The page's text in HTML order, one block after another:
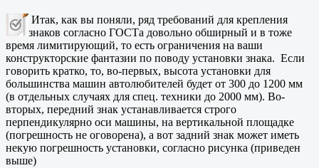
Итак, как вы поняли, ряд требований для крепления
знаков согласно ГОСТа довольно обширный и в тоже
время лимитирующий, то есть ограничения на ваши
конструкторские фантазии по поводу установки знака. Если
говорить кратко, то, во-первых, высота установки для
большинства машин автолюбителей будет от 300 до 1200 мм
(в отдельных случаях для спец. техники до 2000 мм). Во-
вторых, передний знак устанавливается строго
перпендикулярно оси машины, на вертикальной площадке
(погрешность не оговорена), а вот задний знак может иметь
некую погрешность установки, согласно рисунка (приведен
выше)